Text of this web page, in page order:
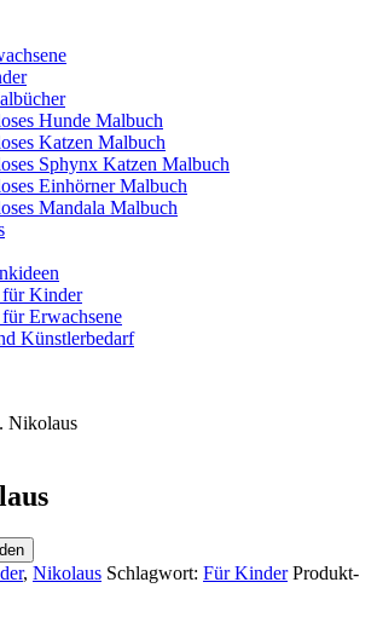
Hunde Malbuch
Katzen Malbuch
Sphynx Katzen Malbuch
Einhörner Malbuch
Mandala Malbuch
Kinder
Erwachsene
Künstlerbedarf
Nikolaus
, Nikolaus Schlagwort: Für Kinder Produkt-